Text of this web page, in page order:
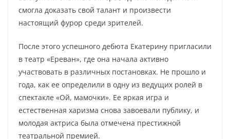
смогла доказать свой талант и произвести
настоящий фурор среди зрителей.
После этого успешного дебюта Екатерину пригласили
в театр «Ереван», где она начала активно
участвовать в различных постановках. Не прошло и
года, как ее определили в одну из ведущих ролей в
спектакле «Ой, мамочки». Ее яркая игра и
естественная харизма снова завоевали публику, и
молодая актриса была отмечена престижной
театральной премией.